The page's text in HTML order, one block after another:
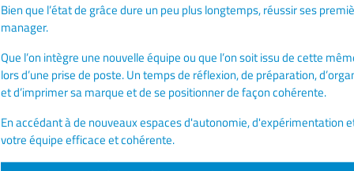
Bien que l’état de grâce dure un peu plus longtemps, réussir ses
manager.
Que l’on intègre une nouvelle équipe ou que l’on soit issu de cette
lors d’une prise de poste. Un temps de réflexion, de préparation,
et d’imprimer sa marque et de se positionner de façon cohérente.
En accédant à de nouveaux espaces d'autonomie, d'expérimentation
votre équipe efficace et cohérente.